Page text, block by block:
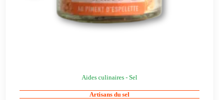
Aides culinaires - Sel
Artisans du sel